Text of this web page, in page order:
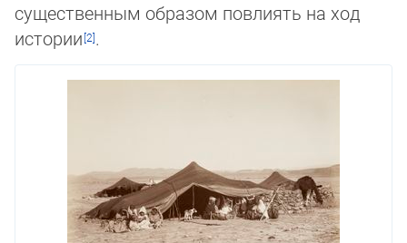
существенным образом повлиять на ход
истории
.